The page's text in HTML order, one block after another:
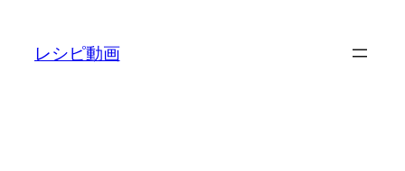
レシピ動画